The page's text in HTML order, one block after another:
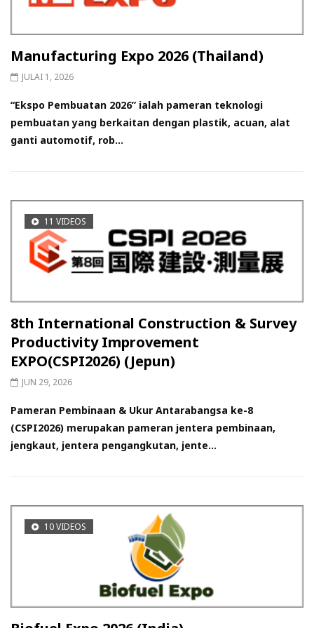
Manufacturing Expo 2026 (Thailand)
JULAI 1, 2026
“Ekspo Pembuatan 2026” ialah pameran teknologi
pembuatan yang berkaitan dengan plastik, acuan, alat
ganti automotif, rob...
11 VIDEOS
8th International Construction & Survey
Productivity Improvement
EXPO(CSPI2026) (Jepun)
JUN 29, 2026
Pameran Pembinaan & Ukur Antarabangsa ke-8
(CSPI2026) merupakan pameran jentera pembinaan,
jengkaut, jentera pengangkutan, jente...
10 VIDEOS